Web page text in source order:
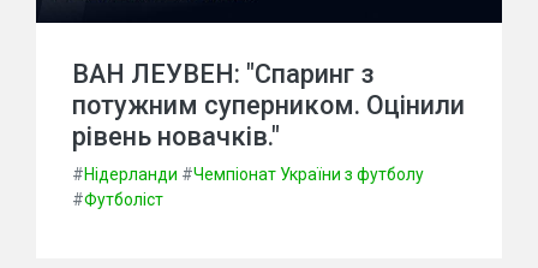
ВАН ЛЕУВЕН: "Спаринг з
потужним суперником. Оцінили
рівень новачків."
#Нідерланди #Чемпіонат України з футболу
#Футболіст